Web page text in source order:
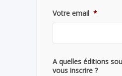
Votre email *
A quelles éditions
vous inscrire ?